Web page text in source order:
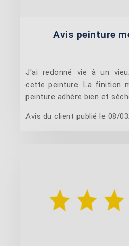
Avis peinture
J'ai redonné vie à un
cette peinture. La finition
peinture adhère bien et
Avis du client publié le 08/